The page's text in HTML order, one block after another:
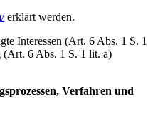
erklärt werden.
Interessen (Art. 6 Abs. 1 S. 1
6 Abs. 1 S. 1 lit. a)
Verfahren und